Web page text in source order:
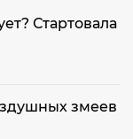
Стартовала
змеев